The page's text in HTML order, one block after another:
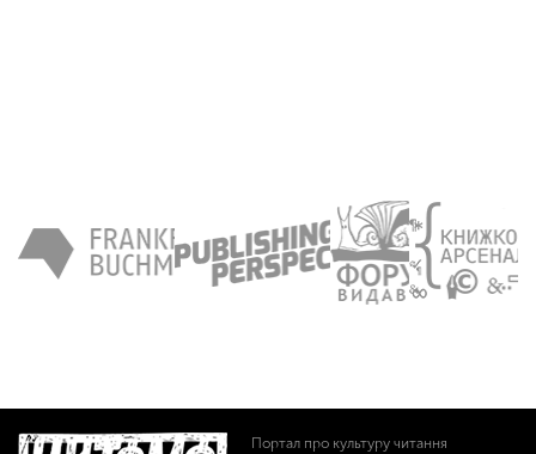
Портал про культуру читання